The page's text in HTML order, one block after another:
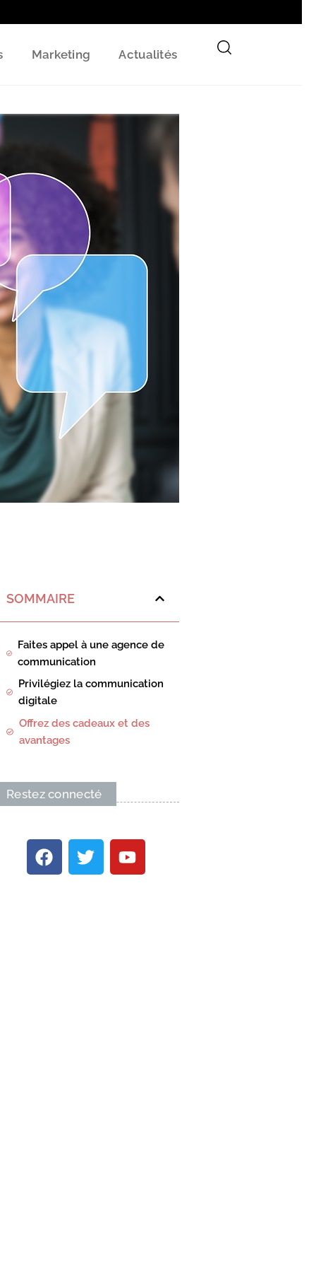
Marketing Actualités
SOMMAIRE
Faites appel à une agence de
communication
Privilégiez la communication
digitale
Offrez des cadeaux et des
avantages
Restez connecté